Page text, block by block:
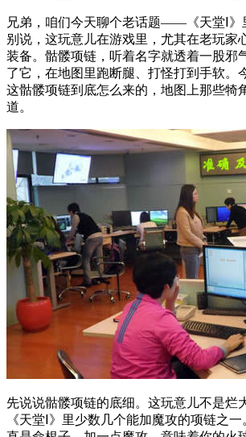
兄弟，咱们今天聊个老话题——《天堂Ⅰ》
别说，这玩意儿在游戏里，尤其在老玩家
装备。骷髅项链，听着名字就透着一股邪
了它，在地图里跑断腿、打怪打到手软。
这骷髅项链到底怎么来的，地图上那些犄
道。
先说说骷髅项链的底细。这玩意儿不是烂
《天堂Ⅰ》里少数几个能加魔攻的项链之